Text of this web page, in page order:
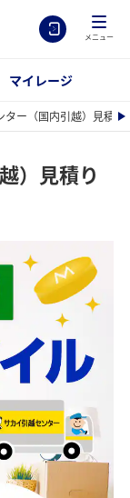
メニュー
マイレージ
ター（国内引越）見積
）見積り